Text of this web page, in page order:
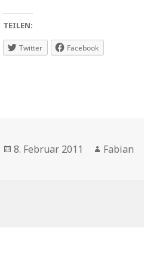
TEILEN:
Twitter Facebook
Veröffentlicht
8. Februar 2011 Autor
Fabian